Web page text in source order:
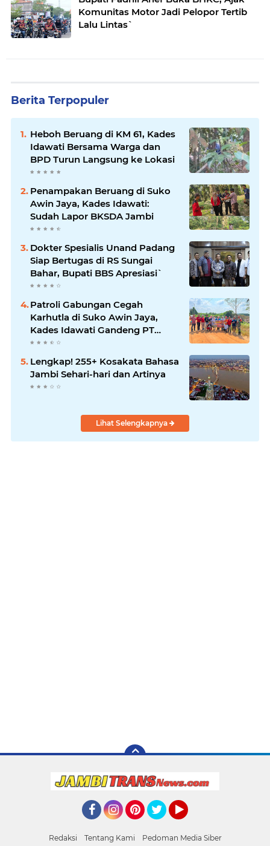
Komunitas Motor Jadi Pelopor Tertib
Lalu Lintas`
Berita Terpopuler
Heboh Beruang di KM 61, Kades
Idawati Bersama Warga dan
BPD Turun Langsung ke Lokasi
Penampakan Beruang di Suko
Awin Jaya, Kades Idawati:
Sudah Lapor BKSDA Jambi
Dokter Spesialis Unand Padang
Siap Bertugas di RS Sungai
Bahar, Bupati BBS Apresiasi`
Patroli Gabungan Cegah
Karhutla di Suko Awin Jaya,
Kades Idawati Gandeng PT
BBB-S, TNI dan BPD
Lengkap! 255+ Kosakata Bahasa
Jambi Sehari-hari dan Artinya
Lihat Selengkapnya
Redaksi Tentang Kami Pedoman Media Siber